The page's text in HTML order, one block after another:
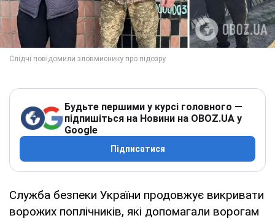
Будьте першими у курсі головного —
підпишіться на Новини на OBOZ.UA у
Google
Підписатися
Служба безпеки України продовжує викривати
ворожих поплічників, які допомагали ворогам